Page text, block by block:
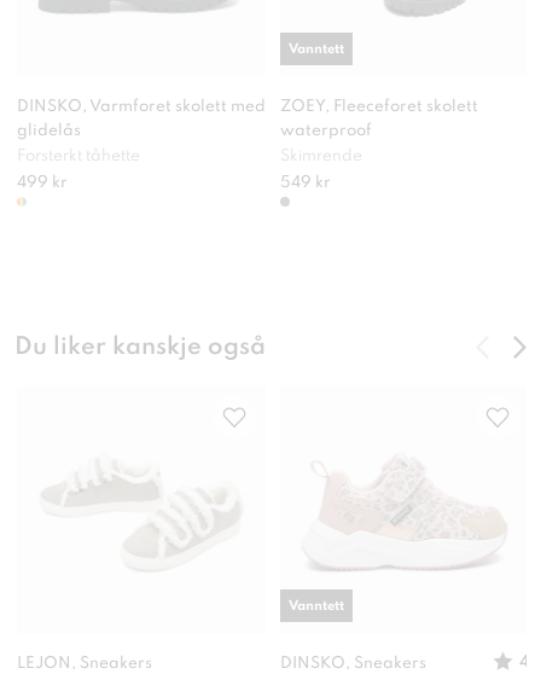
DINSKO, Varmforet skolett med
glidelås
Forsterkt tåhette
499 kr
ZOEY, Fleeceforet skolett
waterproof
Skimrende
549 kr
Vanntett
Du liker kanskje også
LEJON, Sneakers
DINSKO, Sneakers
4
Vanntett